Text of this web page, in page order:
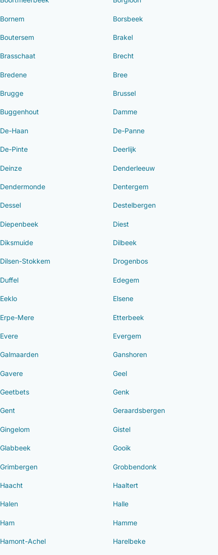
Bornem Borsbeek
Boutersem Brakel
Brasschaat Brecht
Bredene Bree
Brugge Brussel
Buggenhout Damme
De-Haan De-Panne
De-Pinte Deerlijk
Deinze Denderleeuw
Dendermonde Dentergem
Dessel Destelbergen
Diepenbeek Diest
Diksmuide Dilbeek
Dilsen-Stokkem Drogenbos
Duffel Edegem
Eeklo Elsene
Erpe-Mere Etterbeek
Evere Evergem
Galmaarden Ganshoren
Gavere Geel
Geetbets Genk
Gent Geraardsbergen
Gingelom Gistel
Glabbeek Gooik
Grimbergen Grobbendonk
Haacht Haaltert
Halen Halle
Ham Hamme
Hamont-Achel Harelbeke